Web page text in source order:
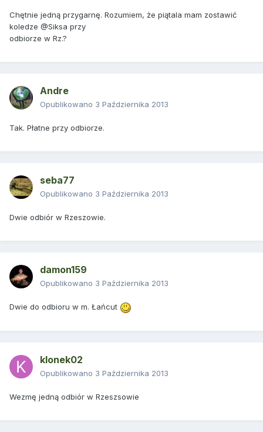
Chętnie jedną przygarnę. Rozumiem, że piątala mam zostawić
koledze @Siksa przy
odbiorze w Rz.?
Andre
Opublikowano 3 Października 2013
Tak. Płatne przy odbiorze.
seba77
Opublikowano 3 Października 2013
Dwie odbiór w Rzeszowie.
damon159
Opublikowano 3 Października 2013
Dwie do odbioru w m. Łańcut
klonek02
Opublikowano 3 Października 2013
Wezmę jedną odbiór w Rzeszsowie